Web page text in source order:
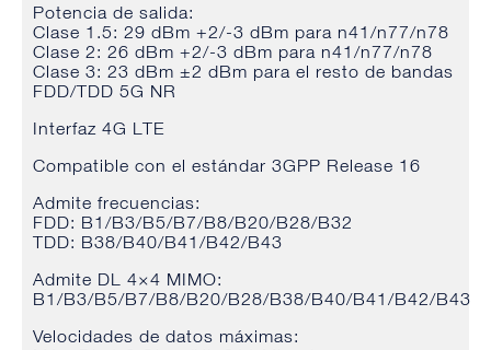
Potencia de salida:
Clase 1.5: 29 dBm +2/-3 dBm para n41/n77/n78
Clase 2: 26 dBm +2/-3 dBm para n41/n77/n78
Clase 3: 23 dBm ±2 dBm para el resto de bandas
FDD/TDD 5G NR
Interfaz 4G LTE
Compatible con el estándar 3GPP Release 16
Admite frecuencias:
FDD: B1/B3/B5/B7/B8/B20/B28/B32
TDD: B38/B40/B41/B42/B43
Admite DL 4×4 MIMO:
B1/B3/B5/B7/B8/B20/B28/B38/B40/B41/B42/B43
Velocidades de datos máximas: